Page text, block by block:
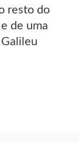
resto do
de uma